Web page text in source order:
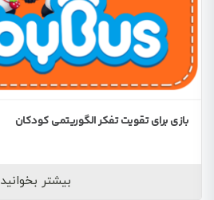
بازی برای تقویت تفکر الگوریتمی کودکان
بیشتر بخوانید